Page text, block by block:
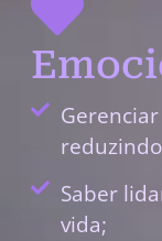
Saber
vida;